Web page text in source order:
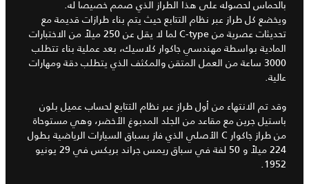
بالحماس لحصوله على هذا الطراز الذي صمم خصيصا له.
ويخضع كل طراز عبر نظام التتابع حيث يتم بناء طرازات قديمة مع
تحديثات عصرية من C-type لما لا يقل عن 250 ميلاً من الاختبارات
المادية بواسطة مهندسي جاكوار كلاسيك، بعد عملية بناء تتطلب
3000 ساعة من العمل المتقن والمكثف الذي يتطلب دقة ومهارات
عالية.
وقد تم الانتهاء من أول طراز عبر نظام التتابع لحساب عميل بلون
باستيل جرين مع مقاعد من الجلد المدبوغ الأخضر، وهي مستوحاة
من طراز جاكوار C الأصلي الذي فاز بسباق السيارات الرياضية بطول
224 ميلاً و 50 لفة في سباق ريمس جراند بريكس في 29 يونيو
1952.